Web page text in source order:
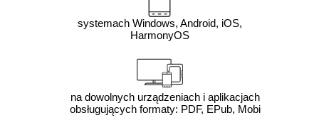
systemach Windows, Android, iOS,
HarmonyOS
na dowolnych urządzeniach i aplikacjach
obsługujących formaty: PDF, EPub, Mobi